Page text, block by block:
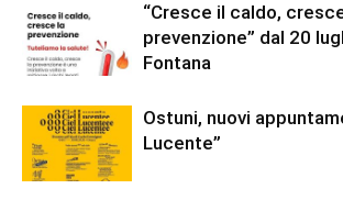
“Cresce il caldo,
prevenzione” dal 20
Fontana
Ostuni, nuovi
Lucente”